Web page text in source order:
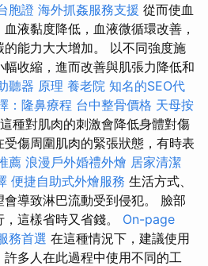
胞證 海外抓姦服務支援 從而使血
液黏度降低，血液微循環改善，
能力大大增加。 以不同強度施
收縮，進而改善與肌張力降低和
聽器 原理 養老院 知名的SEO代
：隆鼻療程 台中整骨價格 天母按
這種對肌肉的刺激會降低身體對傷
傷周圍肌肉的緊張狀態，有時表
薦 浪漫戶外婚禮外燴 居家清潔
便捷自助式外燴服務 生活方式、
導致淋巴流動受到侵犯。 臉部
這樣省時又省錢。 On-page
務首選 在這種情況下，建議使用
多人在此過程中使用不同的工